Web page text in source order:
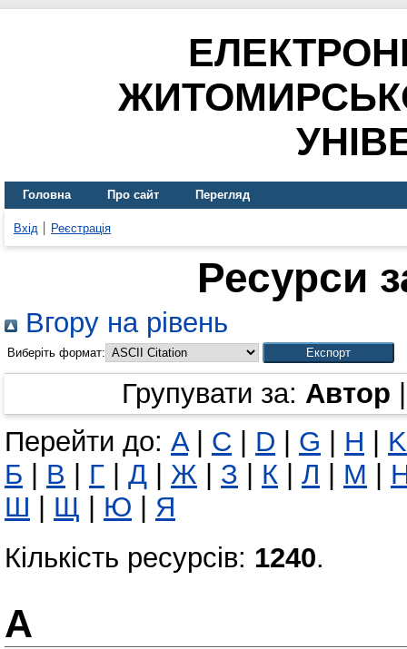
Головна Про сайт Перегляд
Вхід Реєстрація
Ресурси
Вгору на рівень
Виберіть формат:
Групувати за: Автор
Перейти до: A| C D G H
K
Б
В Г Д Ж З К Л М
Ш
Щ Ю
Я
Кількість ресурсів: 1240.
A